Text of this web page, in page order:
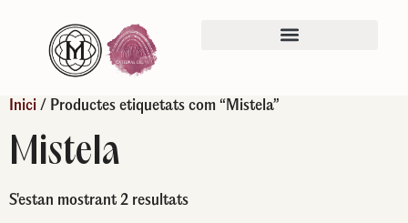
Inici / Productes etiquetats com “Mistela”
Mistela
S'estan mostrant 2 resultats